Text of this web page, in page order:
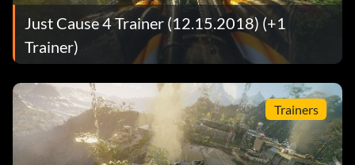
Just Cause 4 Trainer (12.15.2018) (+1
Trainer)
Trainers